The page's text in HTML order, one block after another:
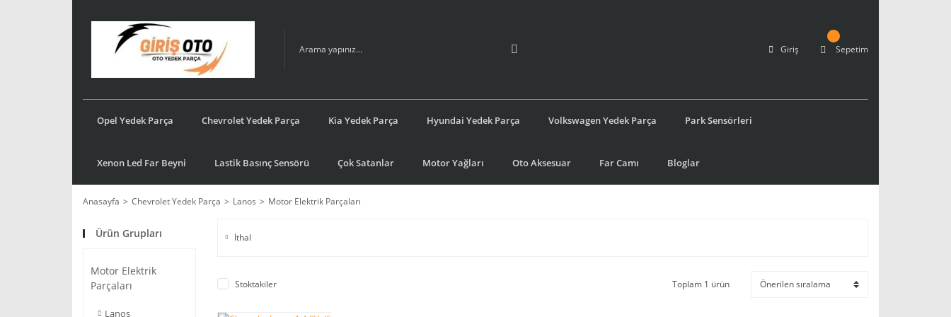
Giriş Sepetim
Opel Yedek Parça Chevrolet Yedek Parça Kia Yedek Parça Hyundai Yedek Parça Volkswagen Yedek Parça Park Sensörleri
Xenon Led Far Beyni Lastik Basınç Sensörü Çok Satanlar Motor Yağları Oto Aksesuar Far Camı Bloglar
Anasayfa Chevrolet Yedek Parça Lanos Motor Elektrik Parçaları
Ürün Grupları
Motor Elektrik
Parçaları
Lanos
İthal
Stoktakiler Toplam 1 ürün